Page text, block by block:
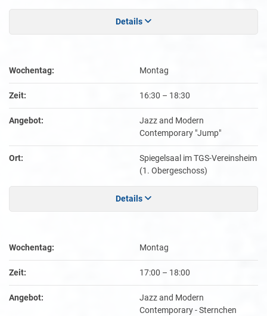
Details
Wochentag: Montag
Zeit: 16:30 – 18:30
Angebot:
Jazz and Modern
Contemporary "Jump"
Ort:
Spiegelsaal im TGS-Vereinsheim
(1. Obergeschoss)
Details
Wochentag: Montag
Zeit: 17:00 – 18:00
Angebot:
Jazz and Modern
Contemporary - Sternchen